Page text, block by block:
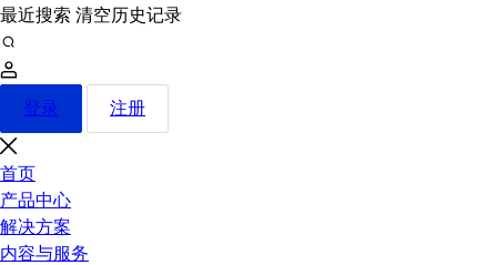
最近搜索 清空历史记录
登录 注册
首页
产品中心
解决方案
内容与服务